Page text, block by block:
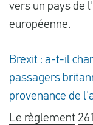
vers un pays de
européenne.
Brexit : a-t-il
passagers
provenance de
Le règlement